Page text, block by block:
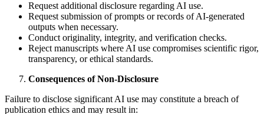
Request additional disclosure regarding AI use.
Request submission of prompts or records of AI-generated
outputs when necessary.
Conduct originality, integrity, and verification checks.
Reject manuscripts where AI use compromises scientific rigor,
transparency, or ethical standards.
Consequences of Non-Disclosure
Failure to disclose significant AI use may constitute a breach of
publication ethics and may result in: